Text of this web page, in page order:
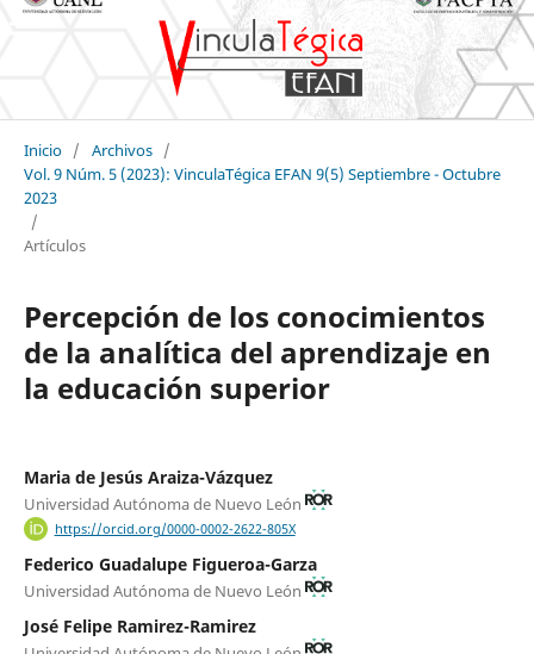
Inicio / Archivos /
Vol. 9 Núm. 5 (2023): VinculaTégica EFAN 9(5) Septiembre - Octubre
2023
/
Artículos
Percepción de los conocimientos
de la analítica del aprendizaje en
la educación superior
Maria de Jesús Araiza-Vázquez
Universidad Autónoma de Nuevo León
https://orcid.org/0000-0002-2622-805X
Federico Guadalupe Figueroa-Garza
Universidad Autónoma de Nuevo León
José Felipe Ramirez-Ramirez